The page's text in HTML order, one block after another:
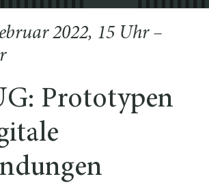
2022, 15 Uhr –
Prototypen